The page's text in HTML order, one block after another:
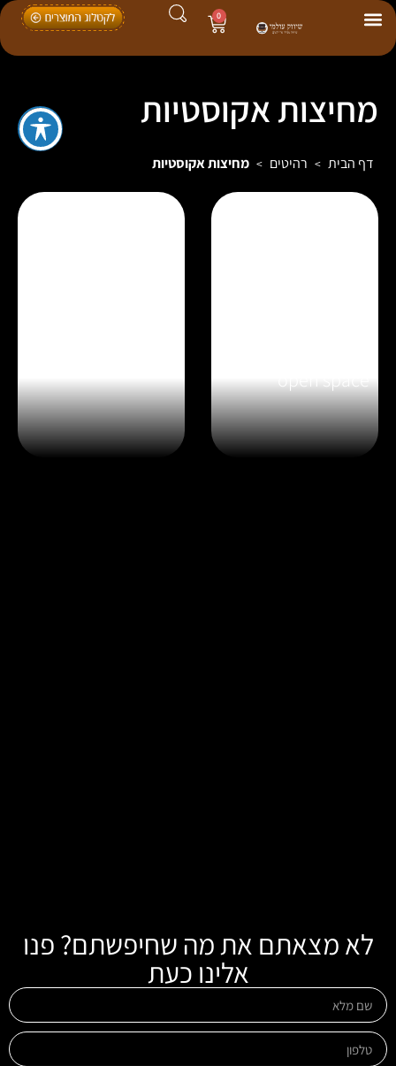
0
מחיצות אקוסטיות
דף הבית > רהיטים > מחיצות אקוסטיות
open space
לא מצאתם את מה שחיפשתם? פנו
אלינו כעת